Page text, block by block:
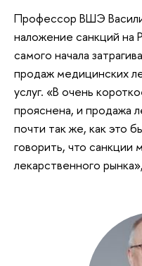
Профессор ВШЭ
наложение санкций
самого начала
продаж медицинских
услуг. «В очень
прояснена, и продажа
почти так же, как это
говорить, что санкции
лекарственного